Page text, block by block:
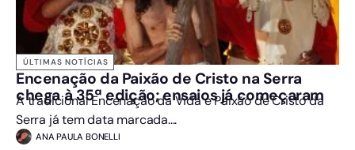
ÚLTIMAS NOTÍCIAS
Encenação da Paixão de Cristo na Serra
chega à 35ª edição; ensaios já começaram
A tradicional Encenação da Vida e Paixão de Cristo da
Serra já tem data marcada....
ANA PAULA BONELLI